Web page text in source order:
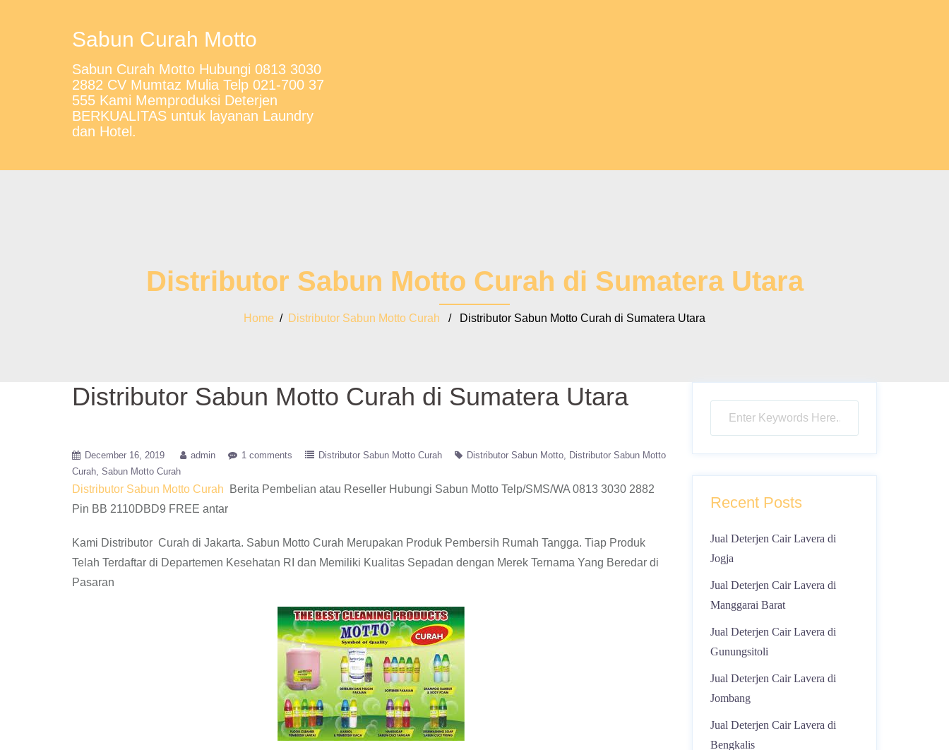
Sabun Curah Motto
Sabun Curah Motto Hubungi 0813 3030
2882 CV Mumtaz Mulia Telp 021-700 37
555 Kami Memproduksi Deterjen
BERKUALITAS untuk layanan Laundry
dan Hotel.
Distributor Sabun Motto Curah di Sumatera Utara
Home / Distributor Sabun Motto Curah / Distributor Sabun Motto Curah di Sumatera Utara
Distributor Sabun Motto Curah di Sumatera Utara
December 16, 2019 admin 1 comments Distributor Sabun Motto Curah Distributor Sabun Motto
Distributor Sabun Motto
Curah Sabun Motto Curah
Distributor Sabun Motto Curah
Berita Pembelian atau Reseller Hubungi Sabun Motto Telp/SMS/WA 0813 3030 2882
Pin BB 2110DBD9 FREE antar
Kami Distributor Curah di Jakarta. Sabun Motto Curah Merupakan Produk Pembersih Rumah Tangga. Tiap Produk
Telah Terdaftar di Departemen Kesehatan RI dan Memiliki Kualitas Sepadan dengan Merek Ternama Yang Beredar di
Pasaran
Recent Posts
Jual Deterjen Cair Lavera di
Jogja
Jual Deterjen Cair Lavera di
Manggarai Barat
Jual Deterjen Cair Lavera di
Gunungsitoli
Jual Deterjen Cair Lavera di
Jombang
Jual Deterjen Cair Lavera di
Bengkalis